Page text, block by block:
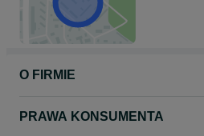
O FIRMIE
PRAWA KONSUMENTA